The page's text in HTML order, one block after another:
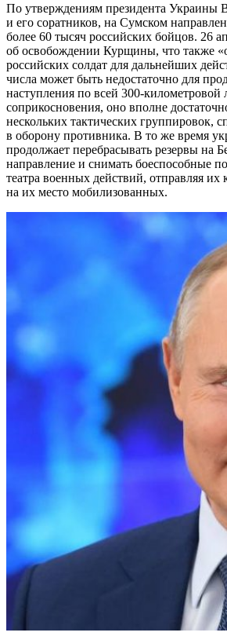
По утверждениям президента Украины
и его соратников, на Сумском
более 60 тысяч российских бойцов. 26
об освобождении Курщины, что также
российских солдат для дальнейших
числа может быть недостаточно для
наступления по всей 300-километровой
соприкосновения, оно вполне
нескольких тактических группировок,
в оборону противника. В то же время
продолжает перебрасывать резервы на
направление и снимать боеспособные
театра военных действий, отправляя их
на их место мобилизованных.